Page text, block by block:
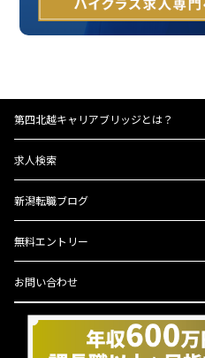
第四北越キャリアブリッジとは？
－UIターンをお考えの方へ
求人検索
Q＆A
新潟転職ブログ
プライバシーポリシー
無料エントリー
お問い合わせ